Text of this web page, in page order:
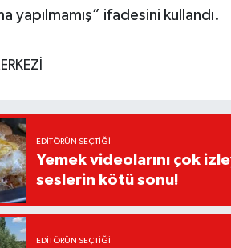
yapılmamış” ifadesini kullandı.
EDITÖRÜN SEÇTIĞI
Yemek videolarını çok
seslerin kötü sonu!
EDITÖRÜN SEÇTIĞI